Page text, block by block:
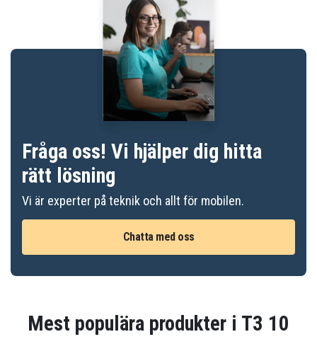
Fråga oss! Vi hjälper dig hitta
rätt lösning
Vi är experter på teknik och allt för mobilen.
Chatta med oss
Mest populära produkter i T3 10